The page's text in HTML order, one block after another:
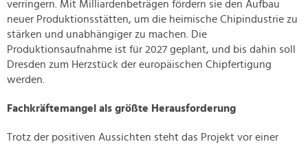
verringern. Mit Milliardenbeträgen fördern sie den Aufbau
neuer Produktionsstätten, um die heimische Chipindustrie zu
stärken und unabhängiger zu machen. Die
Produktionsaufnahme ist für 2027 geplant, und bis dahin soll
Dresden zum Herzstück der europäischen Chipfertigung
werden.
Fachkräftemangel als größte Herausforderung
Trotz der positiven Aussichten steht das Projekt vor einer